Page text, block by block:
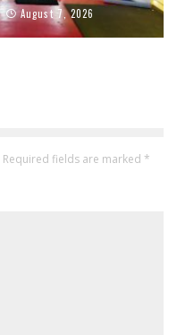
August 7, 2026
Required fields are marked *